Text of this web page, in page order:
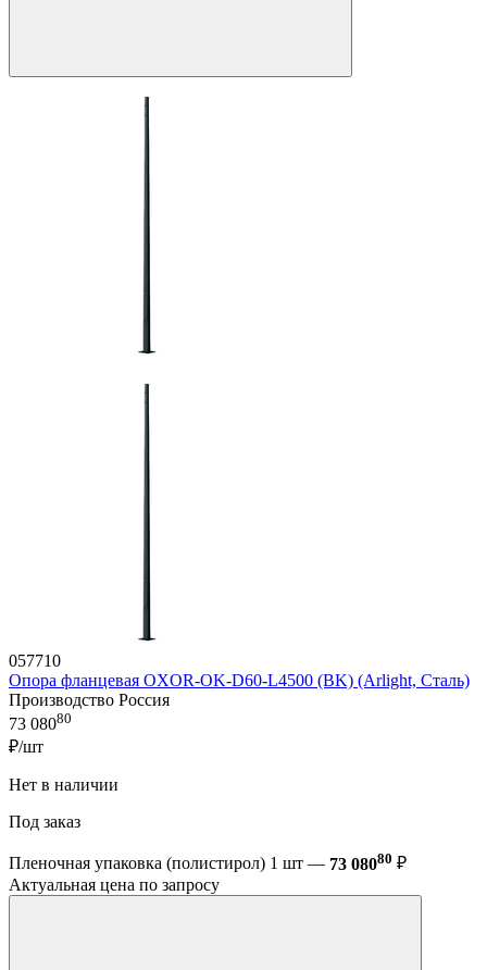
057710
Опора фланцевая OXOR-OK-D60-L4500 (BK) (Arlight, Сталь)
Производство Россия
73 08080
₽/шт
Нет в наличии
Под заказ
Пленочная упаковка (полистирол) 1 шт — 73 08080 ₽
Актуальная цена по запросу